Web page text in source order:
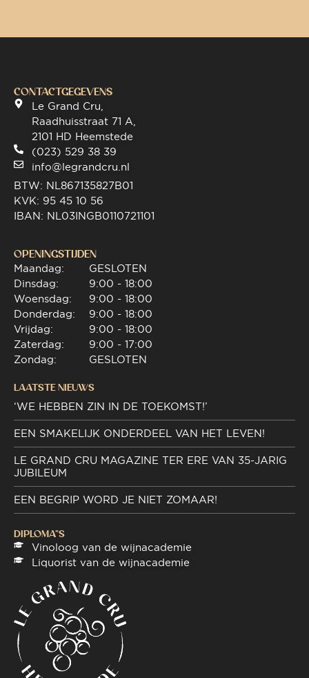
CONTACTGEGEVENS
Le Grand Cru,
Raadhuisstraat 71 A,
2101 HD Heemstede
(023) 529 38 39
info@legrandcru.nl
BTW: NL867135827B01
KVK: 95 45 10 56
IBAN: NL03INGB0110721101
OPENINGSTIJDEN
Maandag:
Dinsdag:
Woensdag:
Donderdag:
Vrijdag:
Zaterdag:
Zondag:
GESLOTEN
9:00 - 18:00
9:00 - 18:00
9:00 - 18:00
9:00 - 18:00
9:00 - 17:00
GESLOTEN
LAATSTE NIEUWS
‘WE HEBBEN ZIN IN DE TOEKOMST!’
EEN SMAKELIJK ONDERDEEL VAN HET LEVEN!
LE GRAND CRU MAGAZINE TER ERE VAN 35-JARIG
JUBILEUM
EEN BEGRIP WORD JE NIET ZOMAAR!
DIPLOMA"S
Vinoloog van de wijnacademie
Liquorist van de wijnacademie